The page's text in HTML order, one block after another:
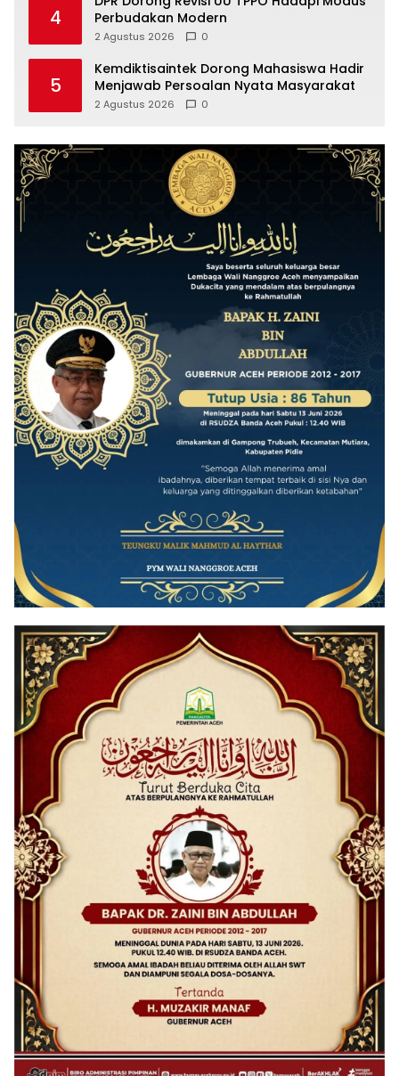
4
Perbudakan Modern
2 Agustus 2026 0
5
Kemdiktisaintek Dorong Mahasiswa Hadir
Menjawab Persoalan Nyata Masyarakat
2 Agustus 2026 0